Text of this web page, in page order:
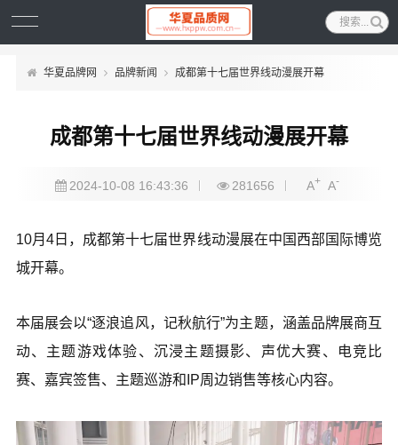
华夏品牌网 品牌新闻 成都第十七届世界线动漫展开幕
成都第十七届世界线动漫展开幕
2024-10-08 16:43:36 281656 A+ A-
10月4日，成都第十七届世界线动漫展在中国西部国际博览
城开幕。
本届展会以“逐浪追风，记秋航行”为主题，涵盖品牌展商互
动、主题游戏体验、沉浸主题摄影、声优大赛、电竞比
赛、嘉宾签售、主题巡游和IP周边销售等核心内容。